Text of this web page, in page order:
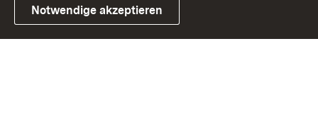
Link zum Landesportal
Notwendige akzeptieren